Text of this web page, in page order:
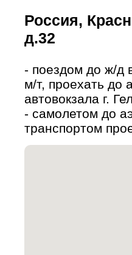
Россия,
д.32
- поездом до ж/д
м/т, проехать до
автовокзала г.
- самолетом до
транспортом